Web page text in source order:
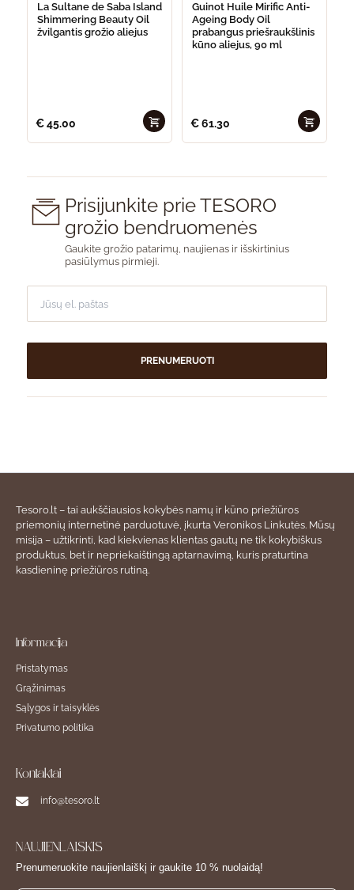
La Sultane de Saba Island
Shimmering Beauty Oil
žvilgantis grožio aliejus
€45.00
Guinot Huile Mirific Anti-
Ageing Body Oil
prabangus priešraukšlinis
kūno aliejus, 90 ml
€61.30
Prisijunkite prie TESORO
grožio bendruomenės
Gaukite grožio patarimų, naujienas ir išskirtinius
pasiūlymus pirmieji.
PRENUMERUOTI
Tesoro.lt – tai aukščiausios kokybės namų ir kūno priežiūros
priemonių internetinė parduotuvė, įkurta Veronikos Linkutės. Mūsų
misija – užtikrinti, kad kiekvienas klientas gautų ne tik kokybiškus
produktus, bet ir nepriekaištingą aptarnavimą, kuris praturtina
kasdieninę priežiūros rutiną.
Informacija
Pristatymas
Grąžinimas
Sąlygos ir taisyklės
Privatumo politika
Kontaktai
info@tesoro.lt
NAUJIENLAIŠKIS
Prenumeruokite naujienlaiškį ir gaukite 10 % nuolaidą!